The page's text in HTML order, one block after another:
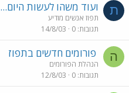
ת ועוד משהו לעשות היום...
תפוז אנשים מודיע
תגובות 0
14/8/03
ה פורומים חדשים בתפוז
הנהלת הפורומים
תגובות 0
12/8/03